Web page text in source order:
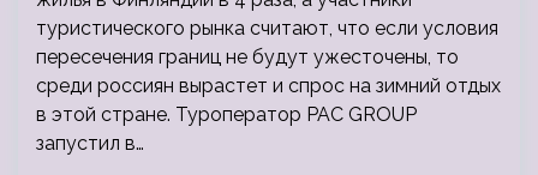
туристического рынка считают, что если условия
пересечения границ не будут ужесточены, то
среди россиян вырастет и спрос на зимний отдых
в этой стране. Туроператор PAC GROUP
запустил в…